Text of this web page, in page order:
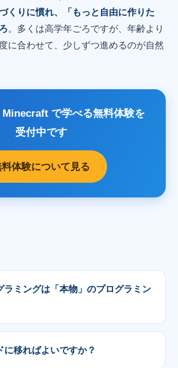
くりに慣れ、「もっと自由に作りた
。多くは高学年ごろですが、年齢より
に合わせて、少しずつ進めるのが自然
Minecraft で学べる無料体験を
受付中です
料体験について見る
ラミングは「本物」のプログラミン
に移ればよいですか？